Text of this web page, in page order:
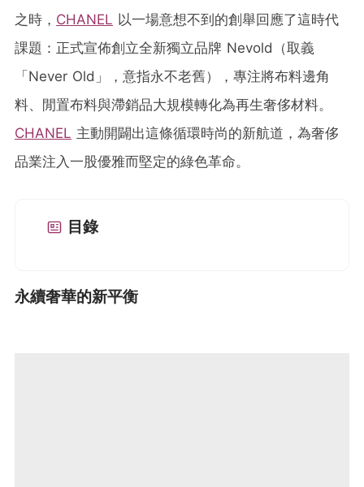
之時， CHANEL 以一場意想不到的創舉回應了這時代
課題：正式宣佈創立全新獨立品牌 Nevold（取義
「Never Old」，意指永不老舊），專注將布料邊角
料、閒置布料與滯銷品大規模轉化為再生奢侈材料。
CHANEL 主動開闢出這條循環時尚的新航道，為奢侈
品業注入一股優雅而堅定的綠色革命。
目錄
永續奢華的新平衡